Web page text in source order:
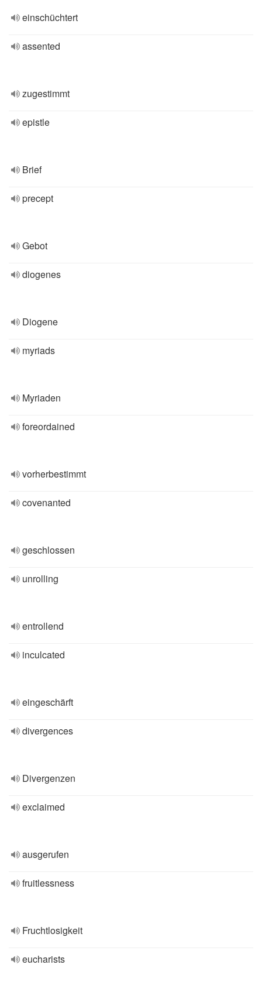
einschüchtert
assented
zugestimmt
epistle
Brief
precept
Gebot
diogenes
Diogene
myriads
Myriaden
foreordained
vorherbestimmt
covenanted
geschlossen
unrolling
entrollend
inculcated
eingeschärft
divergences
Divergenzen
exclaimed
ausgerufen
fruitlessness
Fruchtlosigkeit
eucharists